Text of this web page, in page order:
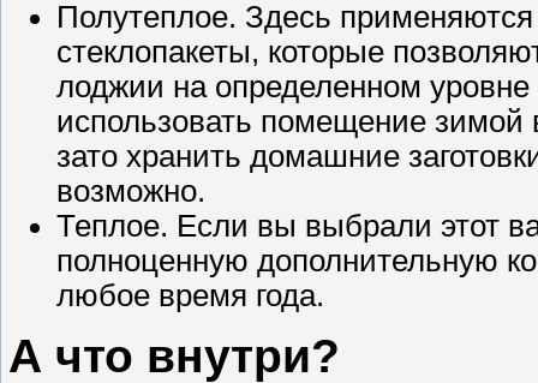
Полутеплое. Здесь
стеклопакеты, которые
лоджии на определенном
использовать помещение зимой
зато хранить домашние
возможно.
Теплое. Если вы выбрали этот
полноценную дополнительную
любое время года.
А что внутри?